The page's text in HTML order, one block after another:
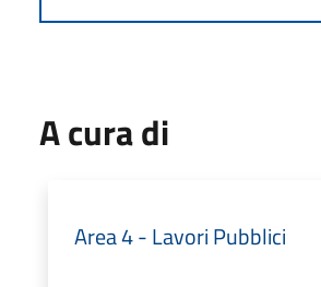
A cura di
Area 4 - Lavori Pubblici